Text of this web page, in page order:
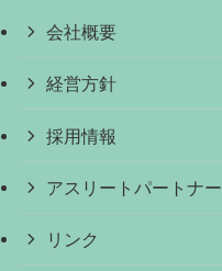
会社概要
経営方針
採用情報
アスリートパートナー
リンク